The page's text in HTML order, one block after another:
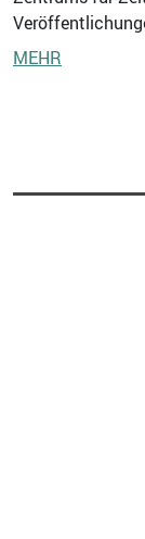
MEHR